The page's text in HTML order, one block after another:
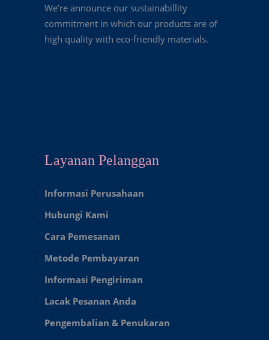
We’re announce our sustainabillity
commitment in which our products are of
high quality with eco-friendly materials.
Layanan Pelanggan
Informasi Perusahaan
Hubungi Kami
Cara Pemesanan
Metode Pembayaran
Informasi Pengiriman
Lacak Pesanan Anda
Pengembalian & Penukaran